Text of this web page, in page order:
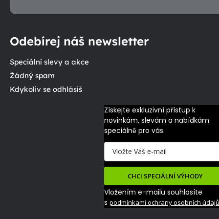
Odebírej náš newsletter
Speciální slevy a akce
Žádný spam
Kdykoliv se odhlásíš
Získejte exkluzivní přístup k
novinkám, slevám a nabídkám
speciálně pro vás.
CHCI SPECIÁLNÍ VÝHODY
Vložením e-mailu souhlasíte
s podmínkami ochrany osobních údajů